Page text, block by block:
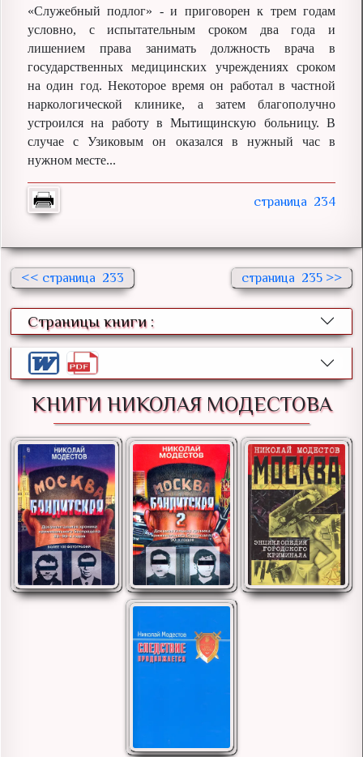
«Служебный подлог» - и приговорен к трем годам
условно, с испытательным сроком два года и
лишением права занимать должность врача в
государственных медицинских учреждениях сроком
на один год. Некоторое время он работал в частной
наркологической клинике, а затем благополучно
устроился на работу в Мытищинскую больницу. В
случае с Узиковым он оказался в нужный час в
нужном месте...
234
<< 233 235 >>
Страницы книги :
КНИГИ НИКОЛАЯ МОДЕСТОВА